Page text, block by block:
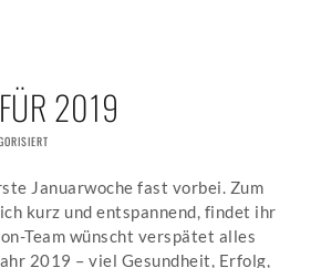
2019
Januarwoche fast vorbei. Zum
kurz und entspannend, findet ihr
Team wünscht verspätet alles
2019 – viel Gesundheit, Erfolg,